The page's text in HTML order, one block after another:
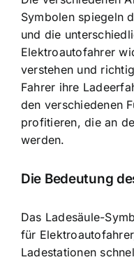
Symbolen spiegeln
und die
Elektroautofahrer
verstehen und
Fahrer ihre
den verschiedenen
profitieren, die an
werden.
Die Bedeutung
Das Ladesäule-
für
Ladestationen